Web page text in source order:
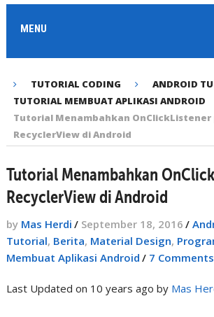
MENU
TUTORIAL CODING
ANDROID
TUTORIAL MEMBUAT APLIKASI ANDROID
Tutorial Menambahkan OnClickListener
RecyclerView di Android
Tutorial Menambahkan
RecyclerView di Android
by Mas Herdi / September 18, 2016 /
Tutorial, Berita, Material Design,
Membuat Aplikasi Android / 7 Comments
Last Updated on 10 years ago by Mas